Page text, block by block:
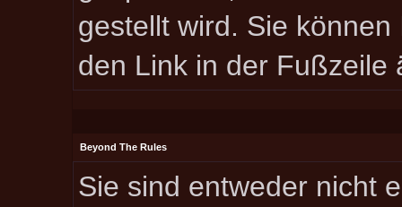
gestellt wird. Sie
den Link in der Fußzeile
Beyond The Rules
Sie sind entweder nicht